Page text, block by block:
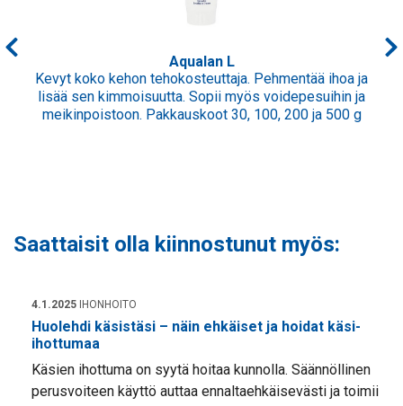
Aqualan L
Kevyt koko kehon tehokosteuttaja. Pehmentää ihoa ja
lisää sen kimmoisuutta. Sopii myös voidepesuihin ja
meikinpoistoon. Pakkauskoot 30, 100, 200 ja 500 g
Saattaisit olla kiinnostunut myös:
4.1.2025 IHONHOITO
Huolehdi käsistäsi – näin ehkäiset ja hoidat käsi-
ihottumaa
Käsien ihottuma on syytä hoitaa kunnolla. Säännöllinen
perusvoiteen käyttö auttaa ennaltaehkäisevästi ja toimii